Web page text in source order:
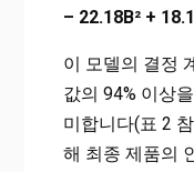
– 22.18B² +
이 모델의 결정
값의 94% 이상
미합니다(표 2
해 최종 제품의